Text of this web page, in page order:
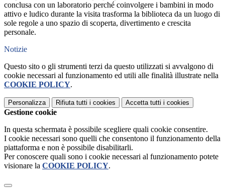
conclusa con un laboratorio perché coinvolgere i bambini in modo
attivo e ludico durante la visita trasforma la biblioteca da un luogo di
sole regole a uno spazio di scoperta, divertimento e crescita
personale.
Notizie
Questo sito o gli strumenti terzi da questo utilizzati si avvalgono di
cookie necessari al funzionamento ed utili alle finalità illustrate nella
COOKIE POLICY.
Personalizza Rifiuta tutti i cookies Accetta tutti i cookies
Gestione cookie
In questa schermata è possibile scegliere quali cookie consentire.
I cookie necessari sono quelli che consentono il funzionamento della
piattaforma e non è possibile disabilitarli.
Per conoscere quali sono i cookie necessari al funzionamento potete
visionare la COOKIE POLICY.